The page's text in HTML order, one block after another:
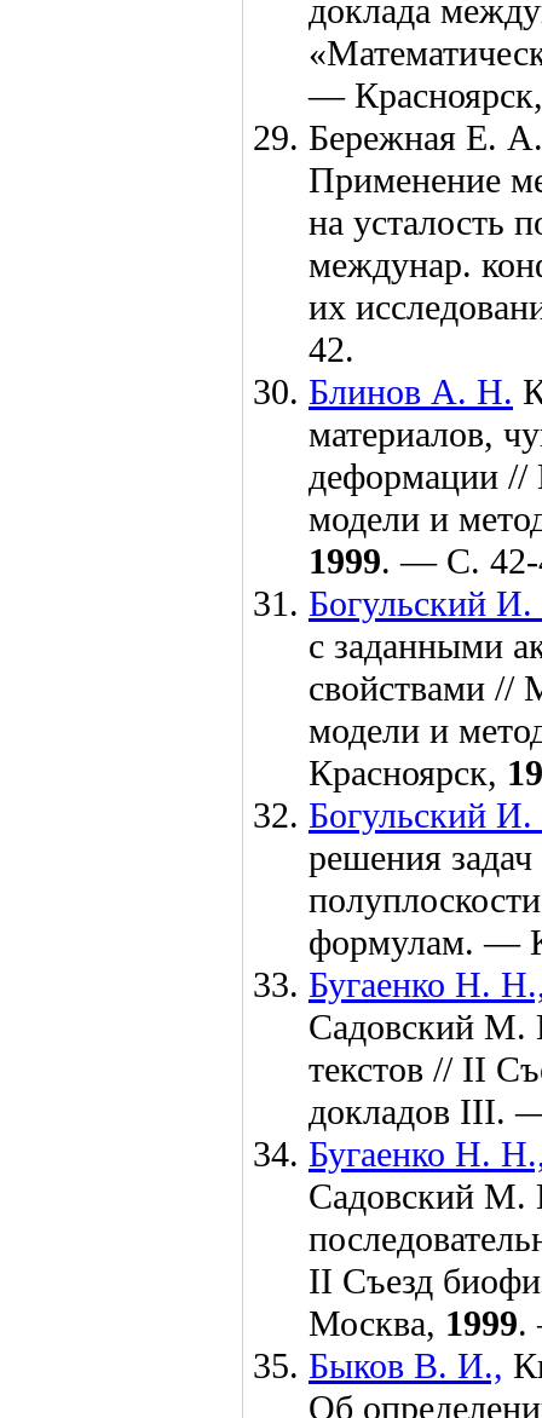
доклада
—
Бережная Е.
Применение
на усталость
междунар.
их
42.
Блинов А. Н.
материалов,
деформации //
модели и
1999. — С. 42-
Богульский
с заданными
свойствами //
модели и
Красноярск,
Богульский
решения
формулам. —
Бугаенко Н.
Садовский М.
текстов // II
докладов III.
Бугаенко Н.
Садовский М.
II Съезд
Москва, 1999.
Быков В. И.,
Об